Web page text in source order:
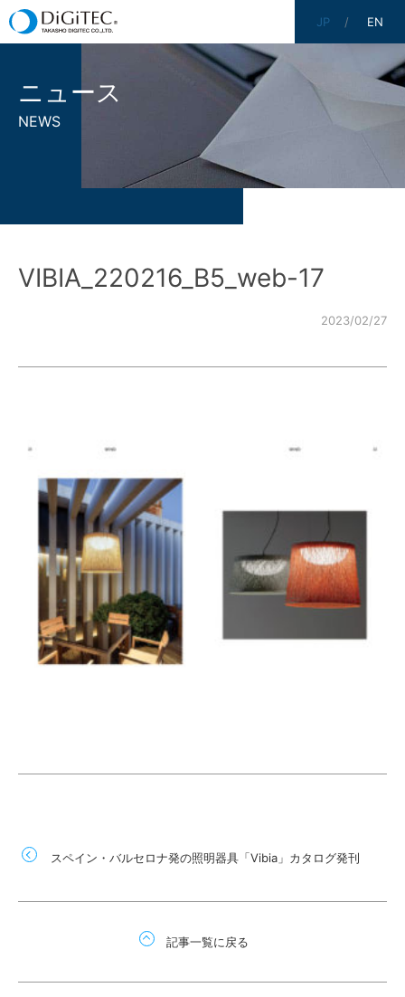
JP EN
ニュース
NEWS
VIBIA_220216_B5_web-17
2023/02/27
スペイン・バルセロナ発の照明器具「Vibia」カタログ発刊
記事一覧に戻る